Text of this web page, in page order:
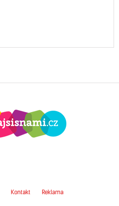
Kontakt Reklama